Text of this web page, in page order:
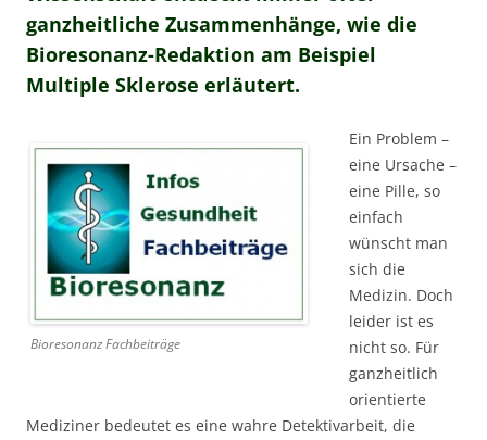
ganzheitliche Zusammenhänge, wie die
Bioresonanz-Redaktion am Beispiel
Multiple Sklerose erläutert.
Bioresonanz Fachbeiträge
Ein Problem –
eine Ursache –
eine Pille, so
einfach
wünscht man
sich die
Medizin. Doch
leider ist es
nicht so. Für
ganzheitlich
orientierte
Mediziner bedeutet es eine wahre Detektivarbeit, die